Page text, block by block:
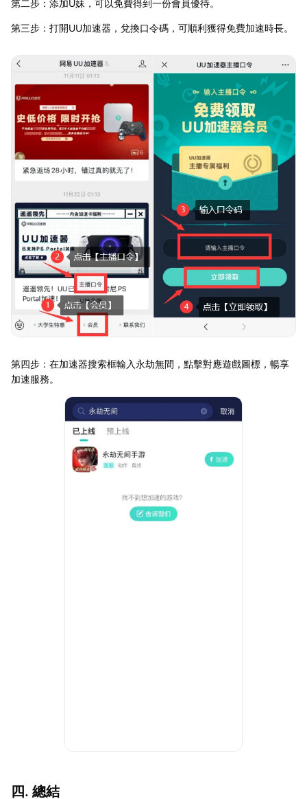
第二步：添加U妹，可以免費得到一份會員優待。
第三步：打開UU加速器，兌換口令碼，可順利獲得免費加速時長。
第四步：在加速器搜索框輸入永劫無間，點擊對應遊戲圖標，暢享
加速服務。
四. 總結